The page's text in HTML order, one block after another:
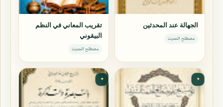
الجهالة عند المحدثين
مصطلح الحديث
تقريب المعاني في النظم
البيقوني
مصطلح الحديث
✦
✦